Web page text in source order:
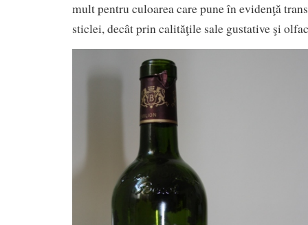
mult pentru culoarea care pune în evidenţă
sticlei, decât prin calităţile sale gustative şi